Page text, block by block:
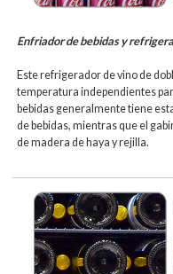
Enfriador de bebidas y
Este refrigerador de vino de
temperatura independientes
bebidas generalmente tiene
de bebidas, mientras que el
de madera de haya y rejilla.